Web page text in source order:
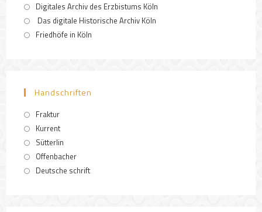
Digitales Archiv des Erzbistums Köln
Das digitale Historische Archiv Köln
Friedhöfe in Köln
Handschriften
Fraktur
Kurrent
Sütterlin
Offenbacher
Deutsche schrift